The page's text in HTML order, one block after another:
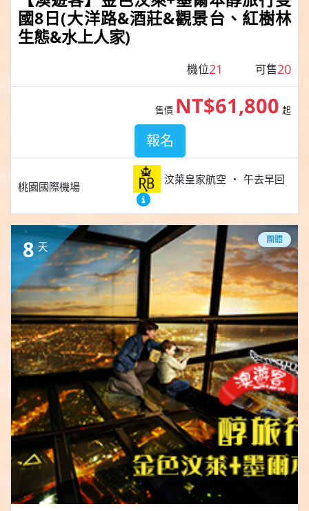
國8日(大洋路&酒莊&觀景台、紅樹林
生態&水上人家)
機位21 可售20
桃園國際機場
汶萊皇家航空 午去早回
售價 NT$61,800 起
報名
8 天
團體